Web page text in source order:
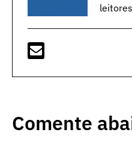
Comente